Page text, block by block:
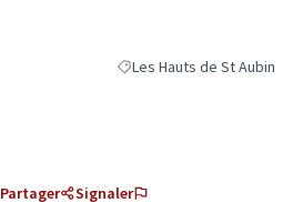
Filtrer les résultats pour
Les Hauts de St Aubin
Partager Signaler